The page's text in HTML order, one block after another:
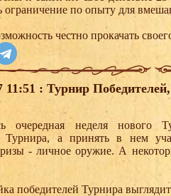
ограничение по опыту для
честно прокачать
11:51 : Турнир
очередная неделя нового
Турнира, а принять в нем
- личное оружие. А
победителей Турнира